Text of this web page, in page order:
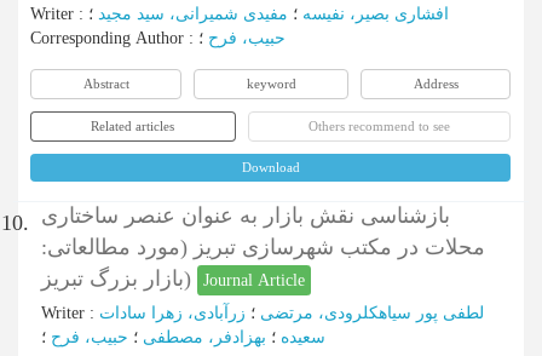
Writer : افشاری بصیر، نفیسه ؛ مفیدی شمیرانی، سید مجید ؛
Corresponding Author : حبیب، فرح ؛
Abstract keyword Address
Related articles Others recommend to see
Download
10. بازشناسی نقش بازار به عنوان عنصر ساختاری
محلات در مکتب شهرسازی تبریز (مورد مطالعاتی:
بازار بزرگ تبریز)
Journal Article
Writer : لطفی پور سیاهکلرودی، مرتضی ؛ زرآبادی، زهرا سادات
سعیده ؛ بهزادفر، مصطفی ؛ حبیب، فرح ؛